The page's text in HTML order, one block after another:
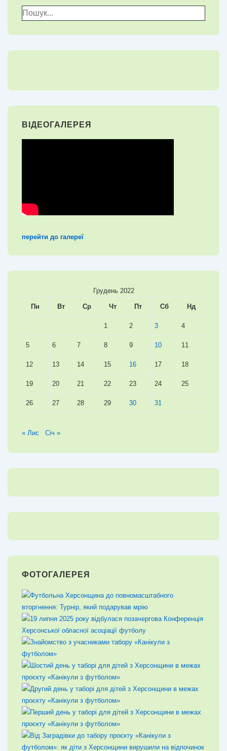
Пошук
для:
ВІДЕОГАЛЕРЕЯ
перейти до галереї
Грудень 2022
Пн Вт Ср Чт Пт Сб Нд
1 2 3 4
5 6 7 8 9 10 11
12 13 14 15 16 17 18
19 20 21 22 23 24 25
26 27 28 29 30 31
« Лис Січ »
ФОТОГАЛЕРЕЯ